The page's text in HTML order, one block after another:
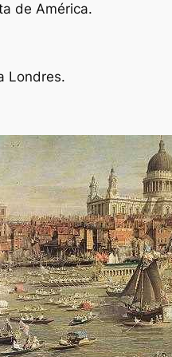
de América.
Londres.